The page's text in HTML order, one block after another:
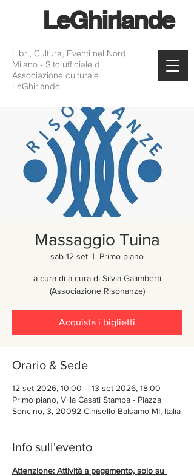
LeGhirlande
Libri, Cultura, Eventi nel Nord
Milano - Sito ufficiale di
Associazione culturale
LeGhirlande
Massaggio Tuina
sab 12 set
  |
Primo piano
a cura di a cura di Silvia Galimberti
(Associazione Risonanze)
Acquista i biglietti
Orario & Sede
12 set 2026, 10:00 – 13 set 2026, 18:00
Primo piano, Villa Casati Stampa - Piazza
Soncino, 3, 20092 Cinisello Balsamo MI, Italia
Info sull'evento
Attenzione: Attività a pagamento, solo su